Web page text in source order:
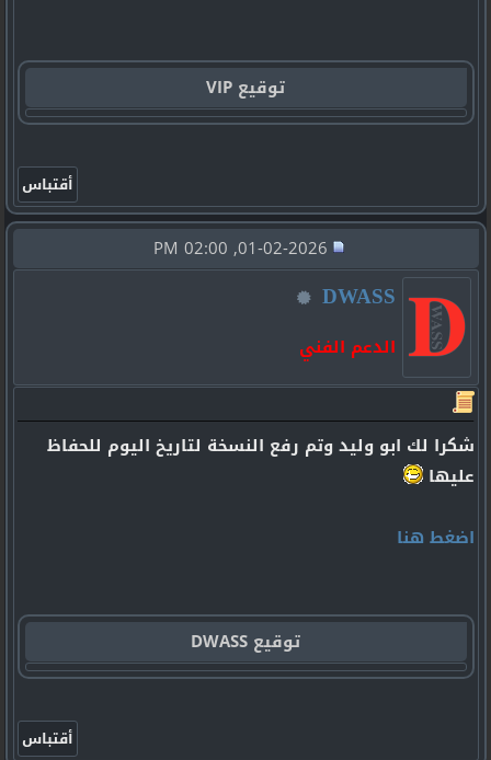
توقيع VIP
DWASS
الدعم الفني
شكرا لك ابو وليد وتم رفع النسخة لتاريخ اليوم للحفاظ
عليها
اضغط هنا
توقيع DWASS